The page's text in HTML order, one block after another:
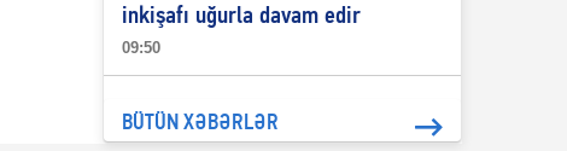
inkişafı uğurla davam edir
09:50
BÜTÜN XƏBƏRLƏR